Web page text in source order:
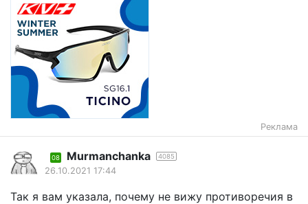
Реклама
08 Murmanchanka 4085
26.10.2021 17:44
Так я вам указала, почему не вижу противоречия в